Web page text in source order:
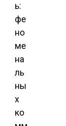
ь:
фе
но
ме
на
ль
ны
х
ко